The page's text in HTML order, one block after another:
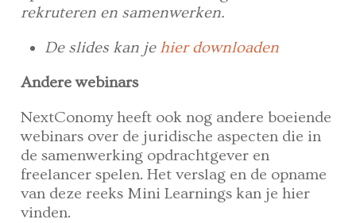
rekruteren en samenwerken.
De slides kan je hier downloaden
Andere webinars
NextConomy heeft ook nog andere boeiende
webinars over de juridische aspecten die in
de samenwerking opdrachtgever en
freelancer spelen. Het verslag en de opname
van deze reeks Mini Learnings kan je hier
vinden.